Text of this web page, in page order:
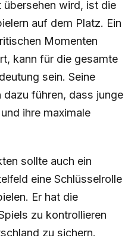
wird, ist die
auf dem Platz. Ein
Momenten
kann für die gesamte
sein. Seine
dazu führen, dass junge
ihre maximale
sollte auch ein
eine Schlüsselrolle
Er hat die
zu kontrollieren
zu sichern.